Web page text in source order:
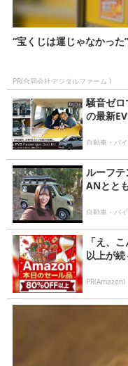
“宝くじは運じゃなかっ
PR(合同会社デジタルファーム )
騒音ゼ
の最新
自動車・バ
ルーフ
ANとと
自動車・バ
「え、
以上が
PR(Amazon)